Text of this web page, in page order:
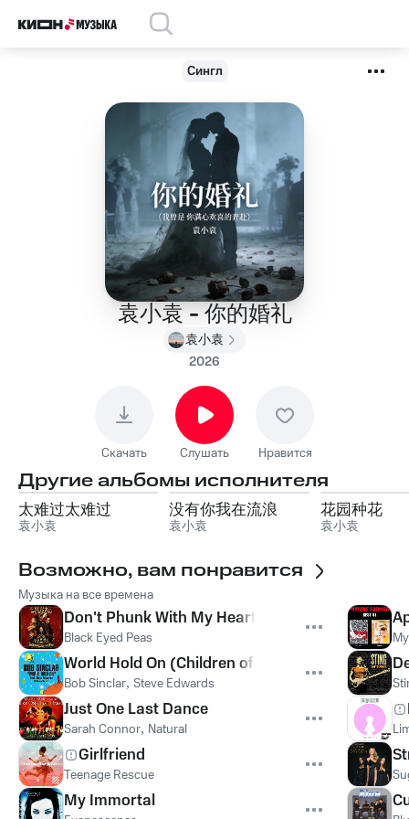
Сингл
袁小袁 - 你的婚礼
袁小袁
2026
Скачать Слушать Нравится
Другие альбомы исполнителя
太难过太难过
袁小袁
没有你我在流浪
袁小袁
花园种花
袁小袁
Возможно, вам понравится
Музыка на все времена
Don't Phunk With My Heart
Black Eyed Peas
World Hold On (Children of the Sky)
Bob Sinclar, Steve Edwards
Just One Last Dance
Sarah Connor, Natural
Girlfriend
Teenage Rescue
My Immortal